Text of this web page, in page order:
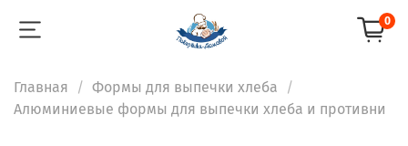
0
Главная
Формы для выпечки хлеба
Алюминиевые формы для выпечки хлеба и противни